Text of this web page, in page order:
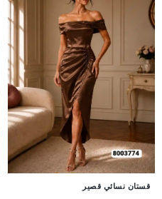
جديد
قستان نسائي قصير